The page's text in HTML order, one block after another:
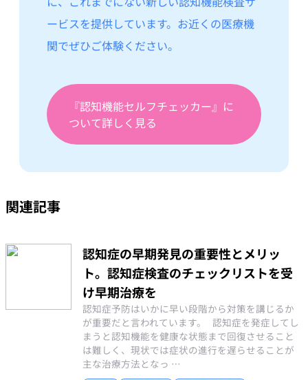
ービスを提供しています。お近くの医療機
関でぜひご体験ください。
『認知機能セルフチェッカー』に
ついて詳しく見る
関連記事
認知症の早期発見の重要性とメリッ
ト。認知症検査のチェックリストを受
け早期治療を
認知症予防はいかに早い段階から対策を講じるか
が重要だと言われています。 認知症を発症してし
まうと認知機能を健康な状態まで回復させること
は難しく、現状では症状の進行を遅らせることが
主な治療方法となっ …